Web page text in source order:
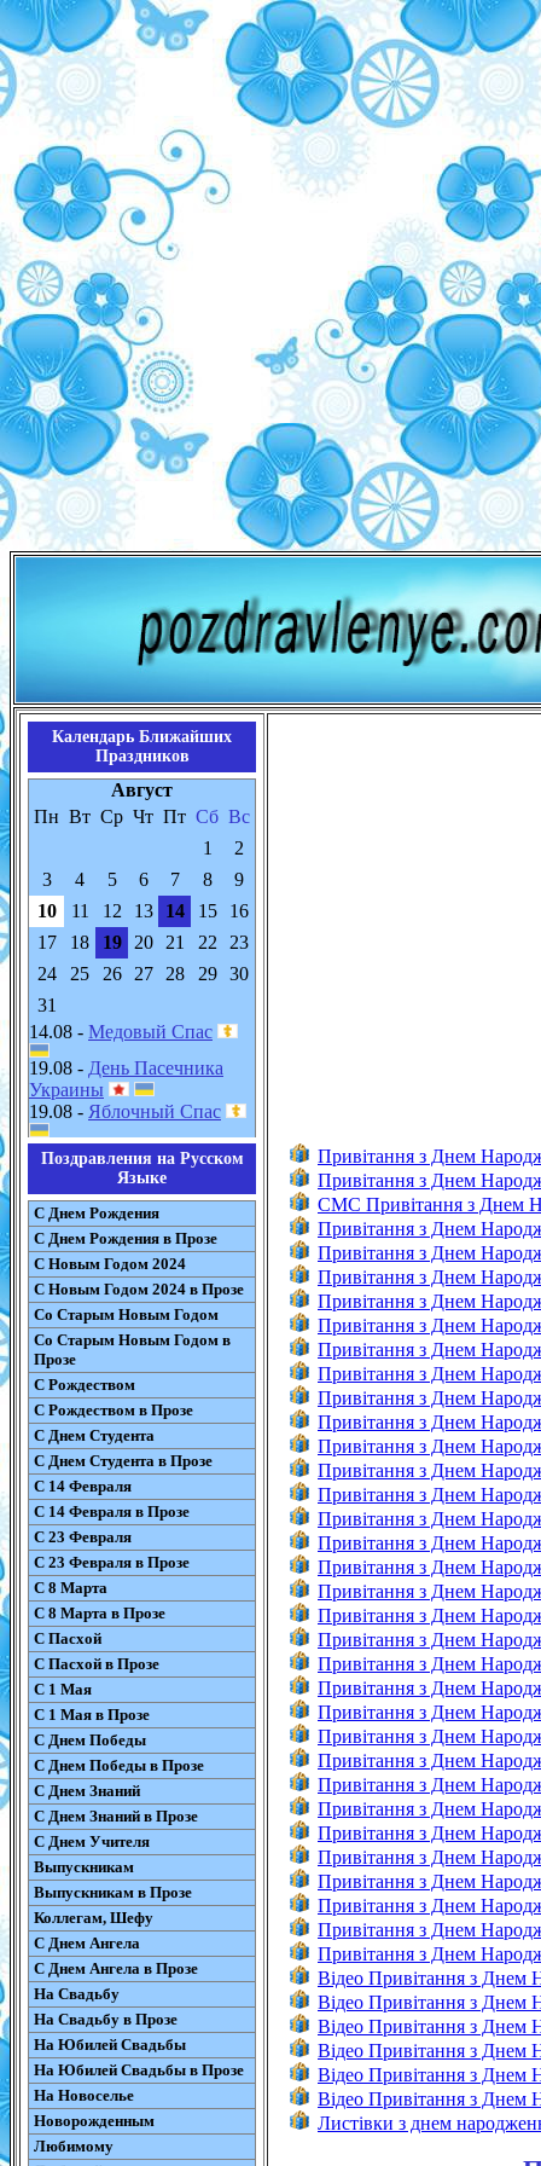
Календарь Ближайших
Праздников
Август
Пн Вт Ср Чт Пт Сб Вс
1
2
3
4 5 6 7 8
9
10
11 12 13 14 15
16
17
18 19 20 21 22
23
24
25 26 27 28 29
30
31
14.08 - Медовый Спас
19.08 - День Пасечника
Украины
19.08 - Яблочный Спас
Поздравления на Русском
Языке
С Днем Рождения
С Днем Рождения в Прозе
С Новым Годом 2024
С Новым Годом 2024 в Прозе
Со Старым Новым Годом
Со Старым Новым Годом в
Прозе
С Рождеством
С Рождеством в Прозе
С Днем Студента
С Днем Студента в Прозе
С 14 Февраля
С 14 Февраля в Прозе
С 23 Февраля
С 23 Февраля в Прозе
С 8 Марта
С 8 Марта в Прозе
С Пасхой
С Пасхой в Прозе
С 1 Мая
С 1 Мая в Прозе
С Днем Победы
С Днем Победы в Прозе
С Днем Знаний
С Днем Знаний в Прозе
С Днем Учителя
Выпускникам
Выпускникам в Прозе
Коллегам, Шефу
С Днем Ангела
С Днем Ангела в Прозе
На Свадьбу
На Свадьбу в Прозе
На Юбилей Свадьбы
На Юбилей Свадьбы в Прозе
На Новоселье
Новорожденным
Любимому
Привітання з Днем
Привітання з Днем
CMC Привітання з Днем
Привітання з Днем
Привітання з Днем
Привітання з Днем
Привітання з Днем
Привітання з Днем
Привітання з Днем
Привітання з Днем
Привітання з Днем
Привітання з Днем
Привітання з Днем
Привітання з Днем
Привітання з Днем
Привітання з Днем
Привітання з Днем
Привітання з Днем
Привітання з Днем
Привітання з Днем
Привітання з Днем
Привітання з Днем
Привітання з Днем
Привітання з Днем
Привітання з Днем
Привітання з Днем
Привітання з Днем
Привітання з Днем
Привітання з Днем
Привітання з Днем
Привітання з Днем
Привітання з Днем
Привітання з Днем
Привітання з Днем
Відео Привітання з Днем
Відео Привітання з Днем
Відео Привітання з Днем
Відео Привітання з Днем
Відео Привітання з Днем
Відео Привітання з Днем
Листівки з днем